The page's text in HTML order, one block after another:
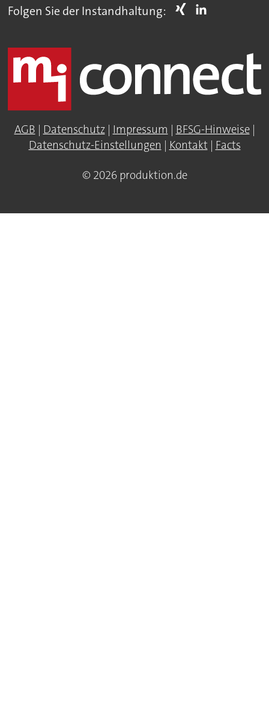
Folgen Sie der Instandhaltung:
AGB | Datenschutz| Impressum | BFSG-Hinweise|
Datenschutz-Einstellungen | Kontakt| Facts
© 2026 produktion.de